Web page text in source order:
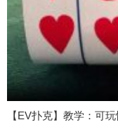
【EV扑克】教学：可